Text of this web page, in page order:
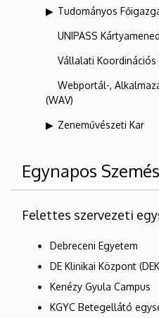
Tudományos
UNIPASS
Vállalati Koordinációs
Webportál-,
(WAV)
Zeneművészeti Kar
Egynapos
Felettes szervezeti
Debreceni Egyetem
DE Klinikai Központ
Kenézy Gyula Campus
KGYC Betegellátó